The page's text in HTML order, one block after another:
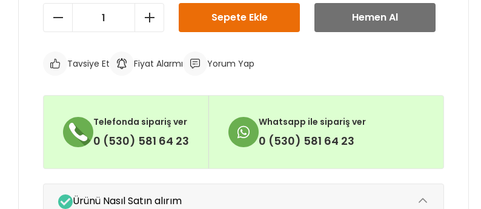
Sepete Ekle Hemen Al
Tavsiye Et Fiyat Alarmı Yorum Yap
Telefonda sipariş ver
0 (530) 581 64 23
Whatsapp ile sipariş ver
0 (530) 581 64 23
Ürünü Nasıl Satın alırım